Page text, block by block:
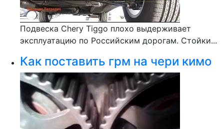
Подвеска Chery Tiggo плохо выдерживает
эксплуатацию по Российским дорогам. Стойки...
Как поставить грм на чери кимо